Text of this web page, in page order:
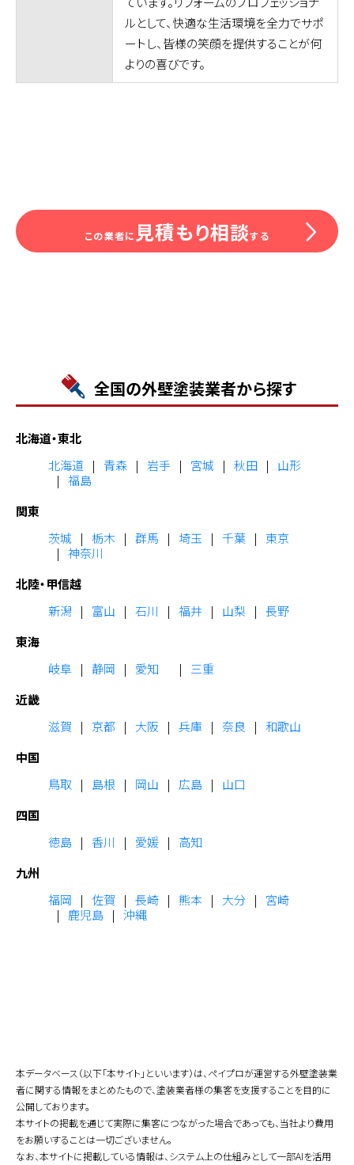
ルとして、快適な生活環境を全力でサポ
ートし、皆様の笑顔を提供することが何
よりの喜びです。
この業者に 見積もり相談する
全国の外壁塗装業者から探す
北海道・東北
北海道
青森 岩手 宮城 秋田
山形
福島
関東
茨城
栃木 群馬 埼玉 千葉
東京
神奈川
北陸・甲信越
新潟
富山 石川 福井 山梨
長野
東海
岐阜
静岡 愛知
三重
近畿
滋賀
京都 大阪 兵庫 奈良
和歌山
中国
鳥取
島根 岡山 広島
山口
四国
徳島
香川 愛媛
高知
九州
福岡
佐賀 長崎 熊本 大分
宮崎
鹿児島
沖縄
本データベース（以下「本サイト」といいます）は、ペイプロが運営する外壁塗装業
者に関する情報をまとめたもので、塗装業者様の集客を支援することを目的に
公開しております。
本サイトの掲載を通じて実際に集客につながった場合であっても、当社より費用
をお願いすることは一切ございません。
なお、本サイトに掲載している情報は、システム上の仕組みとして一部AIを活用